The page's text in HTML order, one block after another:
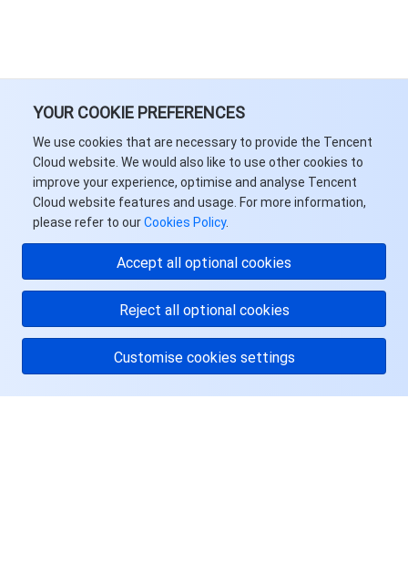
YOUR COOKIE PREFERENCES
We use cookies that are necessary to provide the Tencent
Cloud website. We would also like to use other cookies to
improve your experience, optimise and analyse Tencent
Cloud website features and usage. For more information,
please refer to ourCookies Policy.
Accept all optional cookies
Reject all optional cookies
Customise cookies settings
智能预问诊
智能顾问
标签
访问管理
操作审计
配置审计
云原生构建
腾讯云代码助手
腾讯云超级应用服务
云开发 CloudBase
监控与运维
腾讯云可观测平台
前端性能监控
云拨测
Prometheus 监控服务
API 与工具
云 API
腾讯云命令行工具
软件产品公告专区
软件产品生命周期公告
专有云软件
腾讯专有云企业版 TCE
腾讯专有云PaaS平台 TCS
腾讯云数据库
TDSQL
其他文档